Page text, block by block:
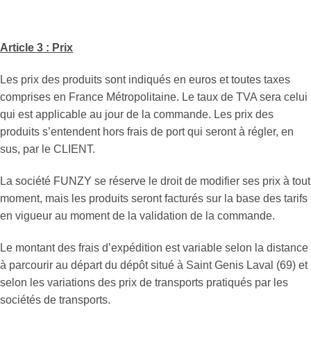
Article 3 : Prix
Les prix des produits sont indiqués en euros et toutes taxes
comprises en France Métropolitaine. Le taux de TVA sera celui
qui est applicable au jour de la commande. Les prix des
produits s’entendent hors frais de port qui seront à régler, en
sus, par le CLIENT.
La société FUNZY se réserve le droit de modifier ses prix à tout
moment, mais les produits seront facturés sur la base des tarifs
en vigueur au moment de la validation de la commande.
Le montant des frais d’expédition est variable selon la distance
à parcourir au départ du dépôt situé à Saint Genis Laval (69) et
selon les variations des prix de transports pratiqués par les
sociétés de transports.